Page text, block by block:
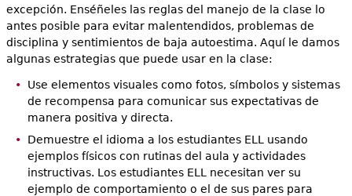
excepción. Enséñeles las reglas del manejo de la clase lo
antes posible para evitar malentendidos, problemas de
disciplina y sentimientos de baja autoestima. Aquí le damos
algunas estrategias que puede usar en la clase:
Use elementos visuales como fotos, símbolos y sistemas
de recompensa para comunicar sus expectativas de
manera positiva y directa.
Demuestre el idioma a los estudiantes ELL usando
ejemplos físicos con rutinas del aula y actividades
instructivas. Los estudiantes ELL necesitan ver su
ejemplo de comportamiento o el de sus pares para